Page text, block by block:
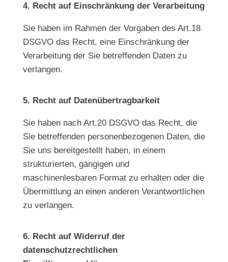
4. Recht auf Einschränkung der Verarbeitung
Sie haben im Rahmen der Vorgaben des Art.18
DSGVO das Recht, eine Einschränkung der
Verarbeitung der Sie betreffenden Daten zu
verlangen.
5. Recht auf Datenübertragbarkeit
Sie haben nach Art.20 DSGVO das Recht, die
Sie betreffenden personenbezogenen Daten, die
Sie uns bereitgestellt haben, in einem
strukturierten, gängigen und
maschinenlesbaren Format zu erhalten oder die
Übermittlung an einen anderen Verantwortlichen
zu verlangen.
6. Recht auf Widerruf der
datenschutzrechtlichen